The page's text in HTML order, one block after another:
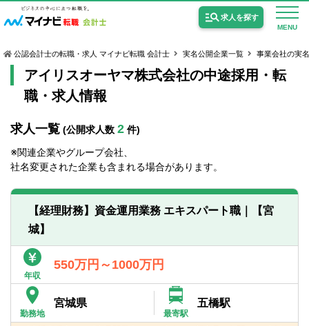
MENU
求人を探す
USCPA（米国公認会計士）の求人
女性会計士の転職
個別転職相談会・セミナー
転職お役立ち情報
公認会計士の転職・求人 マイナビ転職 会計士 実名公開企業一覧 事業会社の実
アイリスオーヤマ株式会社の中途採用・転
職・求人情報
求人一覧 (公開求人数 2 件)
※関連企業やグループ会社、
社名変更された企業も含まれる場合があります。
【経理財務】資金運用業務 エキスパート職｜【宮
城】
年収
550万円～1000万円
勤務地
宮城県
最寄駅
五橋駅